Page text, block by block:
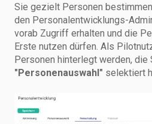
Sie gezielt Personen
den Personalentwicklungs-
vorab Zugriff erhalten und die
Erste nutzen dürfen. Als
Personen hinterlegt werden, die
"Personenauswahl" selektiert